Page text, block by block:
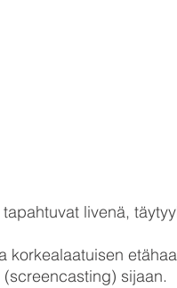
livenä,
korkealaatuisen
sijaan.